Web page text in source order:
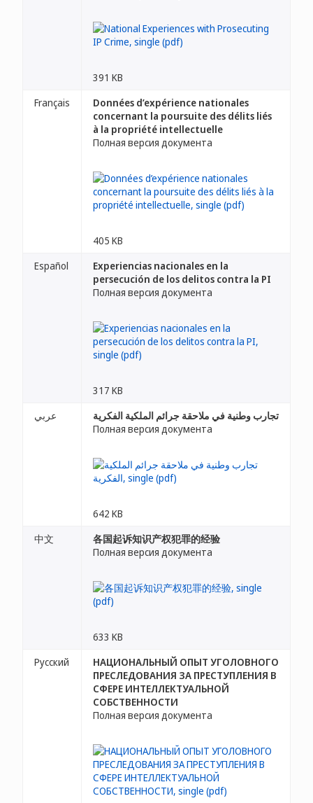
391 KB
Français
Données d’expérience nationales
concernant la poursuite des délits liés
à la propriété intellectuelle
Полная версия документа
405 KB
Español
Experiencias nacionales en la
persecución de los delitos contra la PI
Полная версия документа
317 KB
عربي
تجارب وطنية في ملاحقة جرائم الملكية الفكرية
Полная версия документа
642 KB
中文
各国起诉知识产权犯罪的经验
Полная версия документа
633 KB
Русский
НАЦИОНАЛЬНЫЙ ОПЫТ УГОЛОВНОГО
ПРЕСЛЕДОВАНИЯ ЗА ПРЕСТУПЛЕНИЯ В
СФЕРЕ ИНТЕЛЛЕКТУАЛЬНОЙ
СОБСТВЕННОСТИ
Полная версия документа